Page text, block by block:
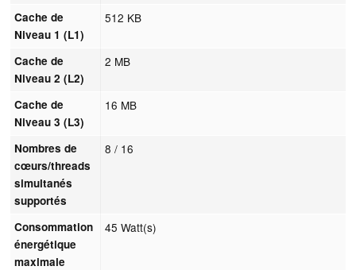
Cache de
Niveau 1 (L1)
512 KB
Cache de
Niveau 2 (L2)
2 MB
Cache de
Niveau 3 (L3)
16 MB
Nombres de
cœurs/threads
simultanés
supportés
8 / 16
Consommation
énergétique
maximale
45 Watt(s)